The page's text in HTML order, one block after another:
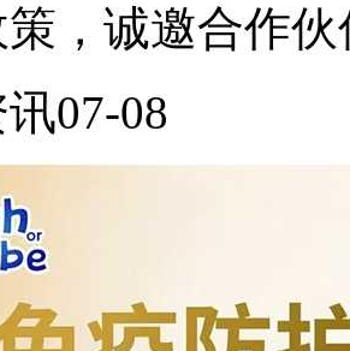
，诚邀合作伙
07-08